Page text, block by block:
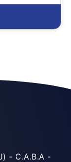
- C.A.B.A -